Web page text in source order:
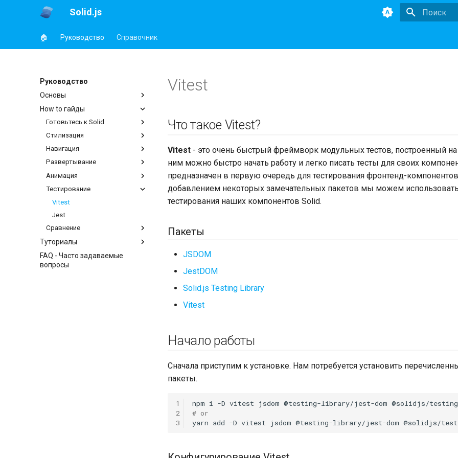
Solid.js
🏠 Руководство Справочник
Руководство
Основы
How to гайды
Готовьтесь к Solid
Стилизация
Навигация
Развертывание
Анимация
Тестирование
Vitest
Jest
Сравнение
Туториалы
FAQ - Часто задаваемые
вопросы
Vitest
Что такое Vitest?
Vitest - это очень быстрый фреймворк модульных тестов, построенный
ним можно быстро начать работу и легко писать тесты для своих
предназначен в первую очередь для тестирования фронтенд-
добавлением некоторых замечательных пакетов мы можем
тестирования наших компонентов Solid.
Пакеты
JSDOM
JestDOM
Solid.js Testing Library
Vitest
Начало работы
Сначала приступим к установке. Нам потребуется установить
пакеты.
1
2
3
npm i -D vitest jsdom @testing-library/jest-dom
# or
yarn add -D vitest jsdom @testing-library/jest-dom